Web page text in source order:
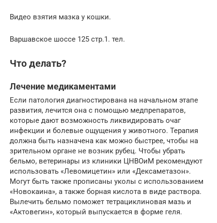
Видео взятия мазка у кошки.
Варшавское шоссе 125 стр.1. тел.
Что делать?
Лечение медикаментами
Если патология диагностирована на начальном этапе
развития, лечится она с помощью медпрепаратов,
которые дают возможность ликвидировать очаг
инфекции и болевые ощущения у животного. Терапия
должна быть назначена как можно быстрее, чтобы на
зрительном органе не возник рубец. Чтобы убрать
бельмо, ветеринары из клиники ЦНВОиМ рекомендуют
использовать «Левомицетин» или «Дексаметазон».
Могут быть также прописаны уколы с использованием
«Новокаина», а также борная кислота в виде раствора.
Вылечить бельмо поможет тетрациклиновая мазь и
«Актовегин», который выпускается в форме геля.